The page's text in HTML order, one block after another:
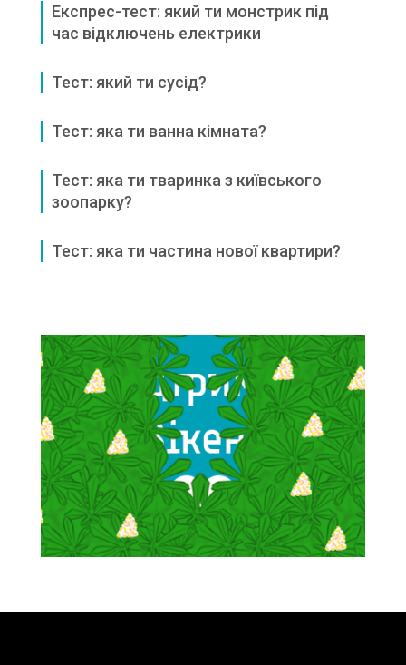
Експрес-тест: який ти монстрик під
час відключень електрики
Тест: який ти сусід?
Тест: яка ти ванна кімната?
Тест: яка ти тваринка з київського
зоопарку?
Тест: яка ти частина нової квартири?